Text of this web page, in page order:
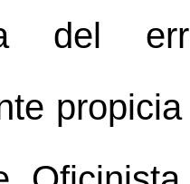
del